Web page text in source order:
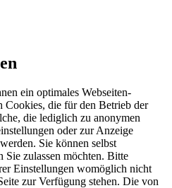
ein optimales Webseiten-
Cookies, die für den Betrieb der
die lediglich zu anonymen
oder zur Anzeige
Sie können selbst
Sie zulassen möchten. Bitte
Einstellungen womöglich nicht
zur Verfügung stehen. Die von